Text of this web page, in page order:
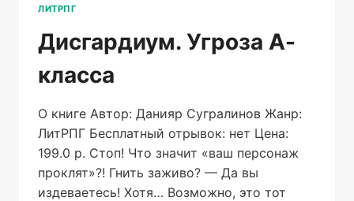
ЛИТРПГ
Дисгардиум. Угроза А-
класса
О книге Автор: Данияр Сугралинов Жанр:
ЛитРПГ Бесплатный отрывок: нет Цена:
199.0 р. Стоп! Что значит «ваш персонаж
проклят»?! Гнить заживо? — Да вы
издеваетесь! Хотя… Возможно, это тот